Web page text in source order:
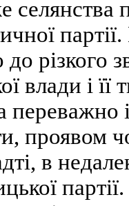
селянства
до різкого
влади і
переважно
проявом
в
партії.